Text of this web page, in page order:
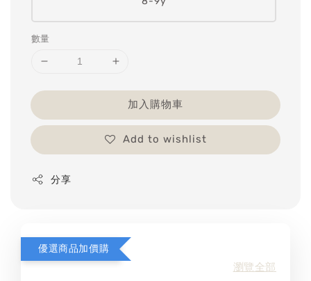
數量
加入購物車
Add to wishlist
分享
優選商品加價購
瀏覽全部